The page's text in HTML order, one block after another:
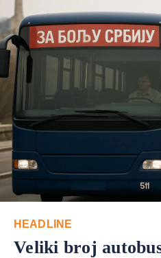
HEADLINE
Veliki broj